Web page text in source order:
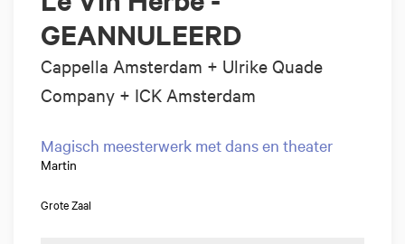
GEANNULEERD
Cappella Amsterdam + Ulrike Quade
Company + ICK Amsterdam
Magisch meesterwerk met dans en theater
Martin
Grote Zaal